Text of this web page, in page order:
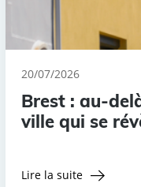
20/07/2026
Brest : au-
ville qui se
Lire la suite